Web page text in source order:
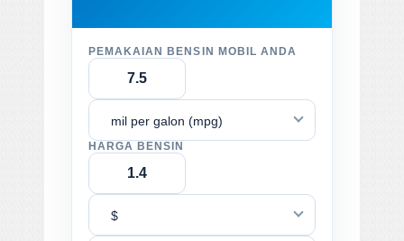
PEMAKAIAN BENSIN MOBIL ANDA
mil per galon (mpg)
HARGA BENSIN
$